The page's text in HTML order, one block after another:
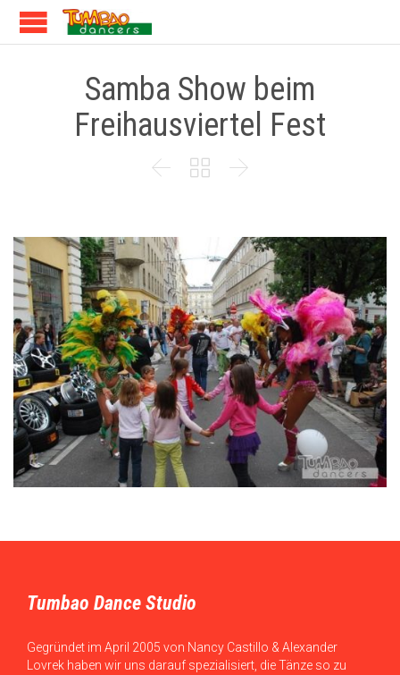
Samba Show beim
Freihausviertel Fest
  
Tumbao Dance Studio
Gegründet im April 2005 von Nancy Castillo & Alexander
Lovrek haben wir uns darauf spezialisiert, die Tänze so zu